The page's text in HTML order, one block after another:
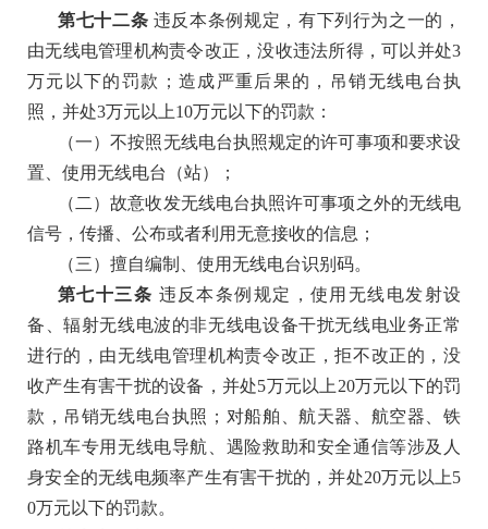
第七十二条 违反本条例规定，有下列行为之一的，
由无线电管理机构责令改正，没收违法所得，可以并处3
万元以下的罚款；造成严重后果的，吊销无线电台执
照，并处3万元以上10万元以下的罚款：
（一）不按照无线电台执照规定的许可事项和要求设
置、使用无线电台（站）；
（二）故意收发无线电台执照许可事项之外的无线电
信号，传播、公布或者利用无意接收的信息；
（三）擅自编制、使用无线电台识别码。
第七十三条 违反本条例规定，使用无线电发射设
备、辐射无线电波的非无线电设备干扰无线电业务正常
进行的，由无线电管理机构责令改正，拒不改正的，没
收产生有害干扰的设备，并处5万元以上20万元以下的罚
款，吊销无线电台执照；对船舶、航天器、航空器、铁
路机车专用无线电导航、遇险救助和安全通信等涉及人
身安全的无线电频率产生有害干扰的，并处20万元以上5
0万元以下的罚款。